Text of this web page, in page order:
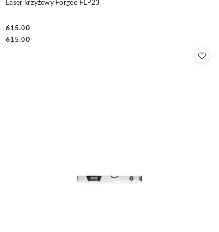
Laser krzyżowy Forgeo FLP23
Cena:
615.00
Cena:
615.00